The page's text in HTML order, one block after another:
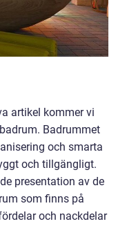
artikel kommer vi
Badrummet
och smarta
och tillgängligt.
presentation av de
som finns på
och nackdelar